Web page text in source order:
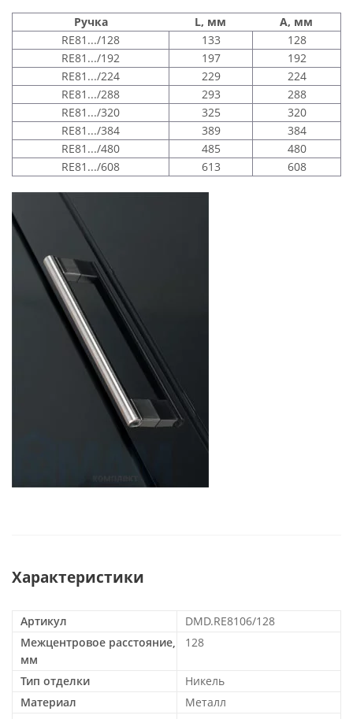
Ручка L, мм
A, мм
RE81.../128
133
128
RE81.../192
197
192
RE81.../224
229
224
RE81.../288
293
288
RE81.../320
325
320
RE81.../384
389
384
RE81.../480
485
480
RE81.../608
613 608
Характеристики
Артикул
DMD.RE8106/128
Межцентровое расстояние,
мм
128
Тип отделки
Никель
Материал
Металл